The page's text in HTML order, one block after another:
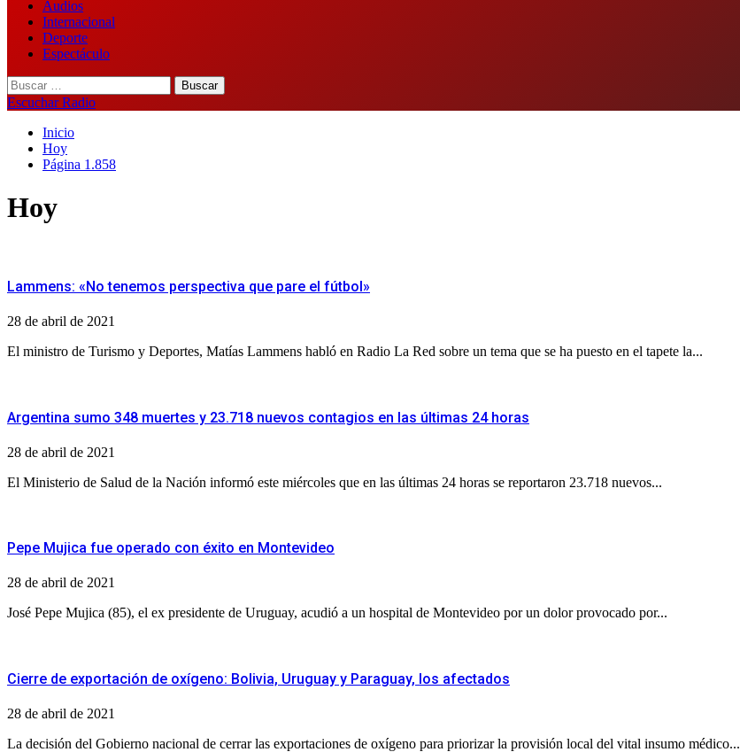
Audios
Internacional
Deporte
Espectáculo
Buscar:
Escuchar Radio
Inicio
Hoy
Página 1.858
Hoy
Lammens: «No tenemos perspectiva que pare el fútbol»
28 de abril de 2021
El ministro de Turismo y Deportes, Matías Lammens habló en Radio La Red sobre un tema que se ha puesto en el tapete la...
Argentina sumo 348 muertes y 23.718 nuevos contagios en las últimas 24 horas
28 de abril de 2021
El Ministerio de Salud de la Nación informó este miércoles que en las últimas 24 horas se reportaron 23.718 nuevos...
Pepe Mujica fue operado con éxito en Montevideo
28 de abril de 2021
José Pepe Mujica (85), el ex presidente de Uruguay, acudió a un hospital de Montevideo por un dolor provocado por...
Cierre de exportación de oxígeno: Bolivia, Uruguay y Paraguay, los afectados
28 de abril de 2021
La decisión del Gobierno nacional de cerrar las exportaciones de oxígeno para priorizar la provisión local del vital insumo médico...